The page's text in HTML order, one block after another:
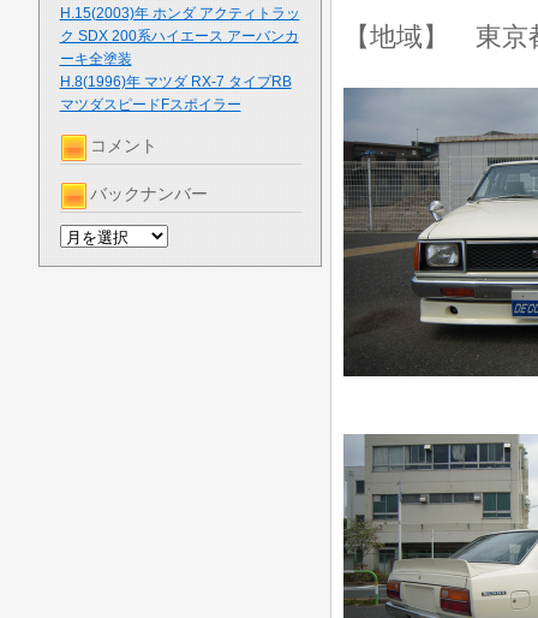
H.15(2003)年 ホンダ アクティトラッ
ク SDX 200系ハイエース アーバンカ
ーキ全塗装
H.8(1996)年 マツダ RX-7 タイプRB
マツダスピードFスポイラー
コメント
バックナンバー
【地域】 東京